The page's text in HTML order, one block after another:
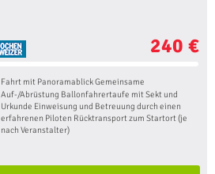
240 €
Fahrt mit Panoramablick Gemeinsame
Auf-/Abrüstung Ballonfahrertaufe mit Sekt und
Urkunde Einweisung und Betreuung durch einen
erfahrenen Piloten Rücktransport zum Startort (je
nach Veranstalter)